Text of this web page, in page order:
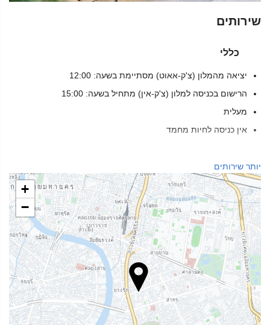
שירותים
כללי
יציאה מהמלון (צ'ק-אאוט) מסתיימת בשעה: 12:00
הרישום בכניסה למלון (צ'ק-אין) מתחיל בשעה: 15:00
מעלית
אין כניסה לחיות מחמד
ספא
חמאם
סאונה
מכון כושר
מזון ומשקאות
מסעדת א־לה־קארט
בר
יותר שירותים
+
−